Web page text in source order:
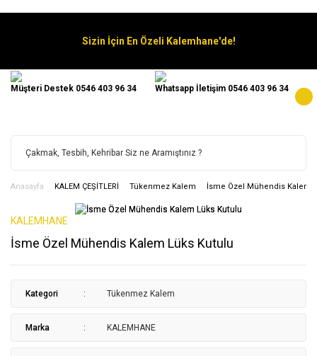
Sizin İçin En Özeli Kalemhane'de!
Müşteri Destek 0546 403 96 34 Whatsapp İletişim 0546 403 96 34
Anasayfa KALEM ÇEŞİTLERİ Tükenmez Kalem İsme Özel Mühendis Kalem
KALEMHANE
İsme Özel Mühendis Kalem Lüks Kutulu
Kategori Tükenmez Kalem
Marka KALEMHANE